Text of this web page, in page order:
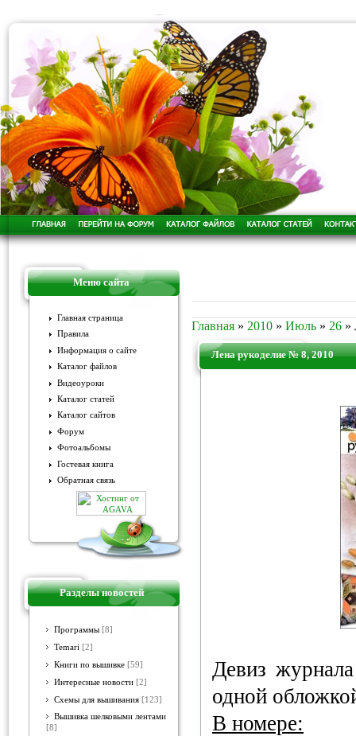
Меню сайта
Главная страница
Правила
Информация о сайте
Каталог файлов
Видеоуроки
Каталог статей
Каталог сайтов
Форум
Фотоальбомы
Гостевая книга
Обратная связь
Разделы новостей
Программы [8]
Temari [2]
Книги по вышивке [59]
Интересные новости [2]
Схемы для вышивания [123]
Вышивка шелковыми лентами
[8]
Главная » 2010 » Июль » 26 »
Лена рукоделие № 8, 2010
Девиз
одной
В номере: